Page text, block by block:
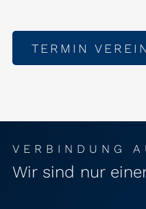
TERMIN
VERBINDUNG
Wir sind nur